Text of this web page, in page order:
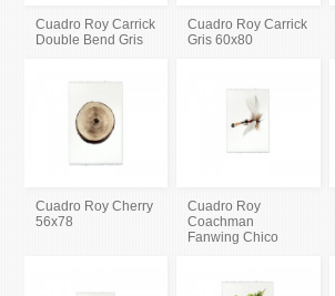
Cuadro Roy Carrick
Double Bend Gris
Cuadro Roy Carrick
Gris 60x80
Cuadro Roy Cherry
56x78
Cuadro Roy
Coachman
Fanwing Chico